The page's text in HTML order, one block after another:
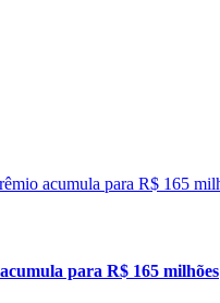
para R$ 165 milhões